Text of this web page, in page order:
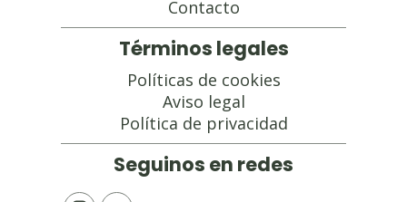
Contacto
Términos legales
Políticas de cookies
Aviso legal
Política de privacidad
Seguinos en redes